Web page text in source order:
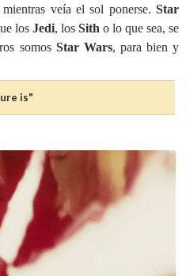
mientras veía el sol ponerse.Star
losJedi, losSith o lo que sea, se
somos Star Wars, para bien y
is"